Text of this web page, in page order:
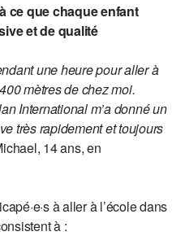
ce que chaque enfant
et de qualité
une heure pour aller à
mètres de chez moi.
International m’a donné un
très rapidement et toujours
14 ans, en
à aller à l’école dans
à :